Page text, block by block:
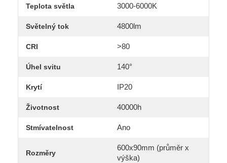
Teplota světla 3000-6000K
Světelný tok 4800lm
CRI >80
Úhel svitu 140°
Krytí IP20
Životnost 40000h
Stmívatelnost Ano
Rozměry
600x90mm (průměr x
výška)